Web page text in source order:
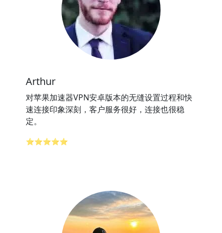
Arthur
对苹果加速器VPN安卓版本的无缝设置过程和快
速连接印象深刻，客户服务很好，连接也很稳
定。
⭐⭐⭐⭐⭐